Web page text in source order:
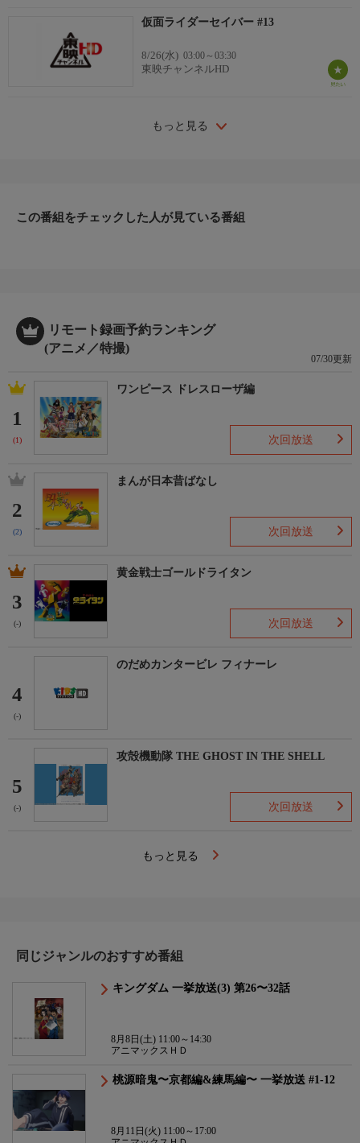
仮面ライダーセイバー #13
8/26(水) 03:00～03:30
東映チャンネルHD
もっと見る
この番組をチェックした人が見ている番組
リモート録画予約ランキング
(アニメ／特撮)
07/30更新
1
(1)
ワンピース ドレスローザ編
次回放送
2
(2)
まんが日本昔ばなし
次回放送
3
(-)
黄金戦士ゴールドライタン
次回放送
4
(-)
のだめカンタービレ フィナーレ
5
(-)
攻殻機動隊 THE GHOST IN THE SHELL
次回放送
もっと見る
同じジャンルのおすすめ番組
キングダム 一挙放送(3) 第26〜32話
8月8日(土) 11:00～14:30
アニマックスＨＤ
桃源暗鬼〜京都編&練馬編〜 一挙放送 #1-12
8月11日(火) 11:00～17:00